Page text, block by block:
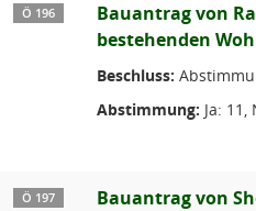
Ö 196
Bauantrag von
bestehenden
Beschluss:
Abstimmung: Ja: 11,
Ö 197
Bauantrag von